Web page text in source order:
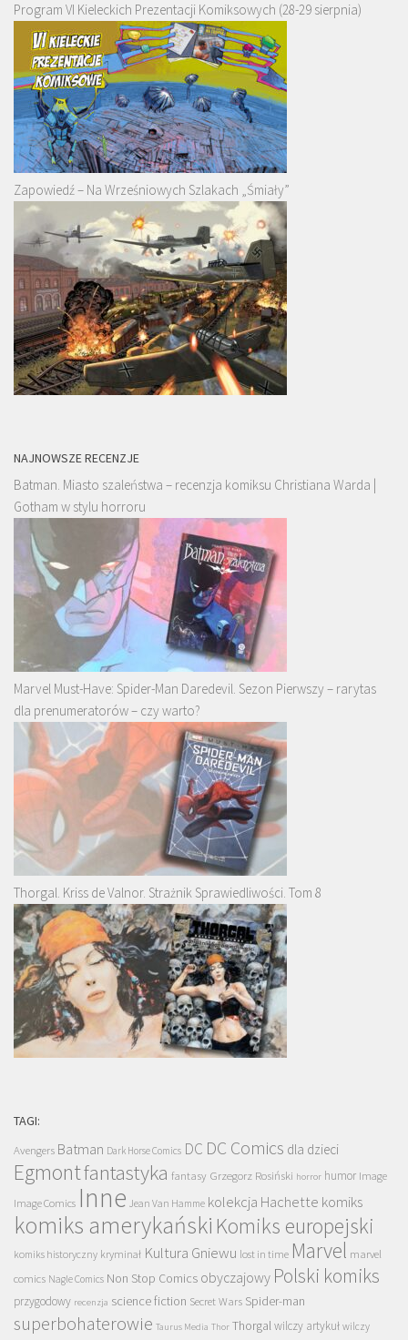
Program VI Kieleckich Prezentacji Komiksowych (28-29 sierpnia)
Zapowiedź – Na Wrześniowych Szlakach „Śmiały”
NAJNOWSZE RECENZJE
Batman. Miasto szaleństwa – recenzja komiksu Christiana Warda |
Gotham w stylu horroru
Marvel Must-Have: Spider-Man Daredevil. Sezon Pierwszy – rarytas
dla prenumeratorów – czy warto?
Thorgal. Kriss de Valnor. Strażnik Sprawiedliwości. Tom 8
TAGI:
Avengers Batman Dark Horse Comics DC DC Comics dla dzieci
Egmontfantastyka fantasy Grzegorz Rosiński horror humor Image
Image Comics Inne Jean Van Hamme kolekcja Hachette komiks
komiks amerykański Komiks europejski
komiks historyczny kryminał Kultura Gniewu lost in time Marvel marvel
comics Nagle Comics Non Stop Comics obyczajowy Polski komiks
przygodowy recenzja science fiction Secret Wars Spider-man
superbohaterowie Taurus Media Thor Thorgalwilczy artykuł wilczy